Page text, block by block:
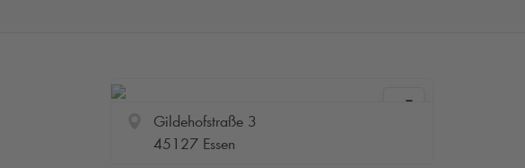
Gildehofstraße 3
45127 Essen